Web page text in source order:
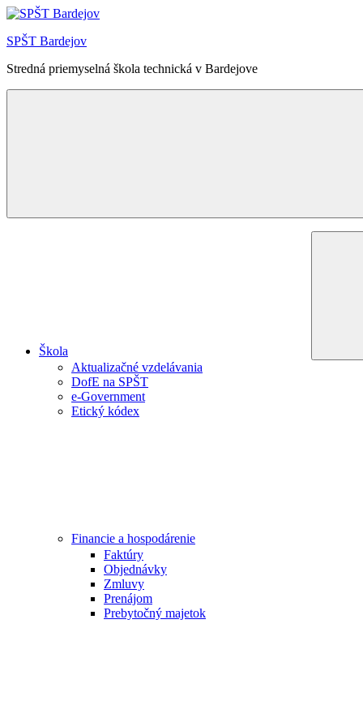
Skip
content
SPŠT Bardejov
Stredná priemyselná škola technická v Bardejove
Menu
Škola
Aktualizačné vzdelávania
DofE na SPŠT
e-Government
Etický kódex
Financie a hospodárenie
Faktúry
Objednávky
Zmluvy
Prenájom
Prebytočný majetok